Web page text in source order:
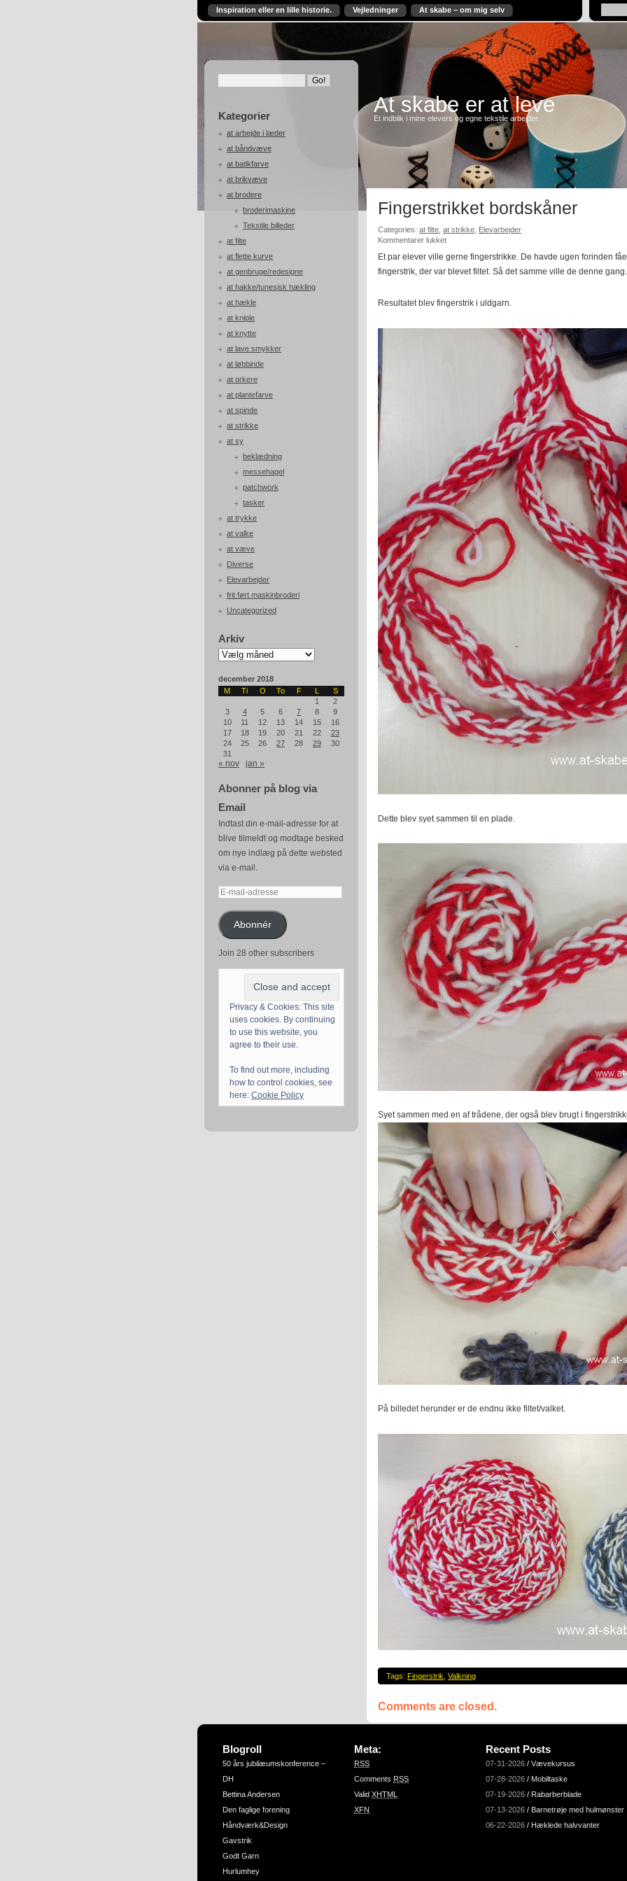
Inspiration eller en lille historie. Vejledninger At skabe – om mig selv
Kategorier
at arbejde i læder
at båndvæve
at batikfarve
at brikvæve
at brodere
broderimaskine
Tekstile billeder
at filte
at flette kurve
at genbruge/redesigne
at hakke/tunesisk hækling
at hækle
at kniple
at knytte
at lave smykker
at løbbinde
at orkere
at plantefarve
at spinde
at strikke
at sy
beklædning
messehagel
patchwork
tasker
at trykke
at valke
at væve
Diverse
Elevarbejder
frit ført maskinbroderi
Uncategorized
Arkiv
Arkiv
december 2018
M
Ti O To F L
S
1
2
3
4 5 6 7 8
9
10
11 12 13 14 15
16
17
18 19 20 21 22
23
24
25 26 27 28 29
30
31
« nov jan »
Abonner på blog via
Email
Indtast din e-mail-adresse for at
blive tilmeldt og modtage besked
om nye indlæg på dette websted
via e-mail.
E-
adresseAbonnér
Join 28 other subscribers
Privacy & Cookies: This site
uses cookies. By continuing
to use this website, you
agree to their use.
To find out more, including
how to control cookies, see
here: Cookie Policy
At skabe er at leve
Et indblik i mine elevers og egne tekstile arbejder.
Fingerstrikket bordskåner
Categories: at filte at strikke Elevarbejder
Kommentarer lukkettil
bordskåner
Et par elever ville gerne fingerstrikke. De havde ugen forinden
fingerstrik, der var blevet filtet. Så det samme ville de denne
Resultatet blev fingerstrik i uldgarn.
Dette blev syet sammen til en plade.
Syet sammen med en af trådene, der også blev brugt i
På billedet herunder er de endnu ikke filtet/valket.
Tags: Fingerstrik Valkning
Comments are closed.
Blogroll
50 års jubilæumskonference –
DH
Bettina Andersen
Den faglige forening
Håndværk&Design
Gavstrik
Godt Garn
Hurlumhey
Meta:
RSS
Comments RSS
Valid XHTML
XFN
Recent Posts
07-31-2026 / Vævekursus
07-28-2026 / Mobiltaske
07-19-2026 / Rabarberblade
07-13-2026 / Barnetrøje med hulmønster
06-22-2026 / Hæklede halvvanter